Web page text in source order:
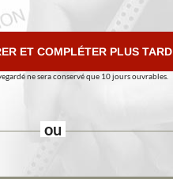
ET COMPLÉTER PLUS TARD
ne sera conservé que 10 jours ouvrables.
ou